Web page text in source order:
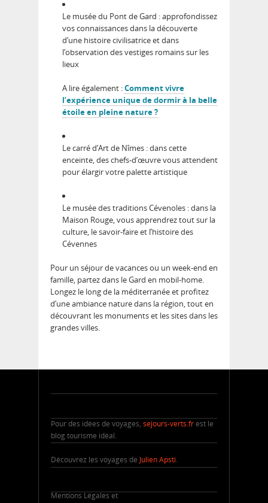
Le musée du Pont de Gard : approfondissez
vos connaissances dans la découverte
d’une histoire civilisatrice et dans
l’observation des vestiges romains sur les
lieux
A lire également :Comment vivre
l’expérience unique de dormir à la belle
étoile en pleine nature ?
Le carré d’Art de Nîmes : dans cette
enceinte, des chefs-d’œuvre vous attendent
pour élargir votre palette artistique
Le musée des traditions Cévenoles : dans la
Maison Rouge, vous apprendrez tout sur la
culture, le savoir-faire et l’histoire des
Cévennes
Pour un séjour de vacances ou un week-end en
famille, partez dans le Gard en mobil-home.
Longez le long de la méditerranée et profitez
d’une ambiance nature dans la région, tout en
découvrant les monuments et les sites dans les
grandes villes.
Pour des idées de voyages, sejours-verts.frest le
blog tourisme idéal.
Découvrez les voyages de Julien Apsti.
Mentions Légales et